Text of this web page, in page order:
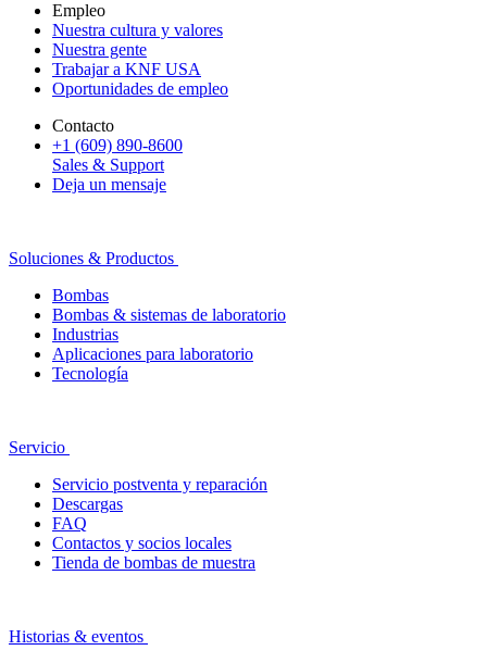
Empleo
Nuestra cultura y valores
Nuestra gente
Trabajar a KNF USA
Oportunidades de empleo
Contacto
+1 (609) 890-8600
Sales & Support
Deja un mensaje
Soluciones & Productos
Bombas
Bombas & sistemas de laboratorio
Industrias
Aplicaciones para laboratorio
Tecnología
Servicio
Servicio postventa y reparación
Descargas
FAQ
Contactos y socios locales
Tienda de bombas de muestra
Historias & eventos